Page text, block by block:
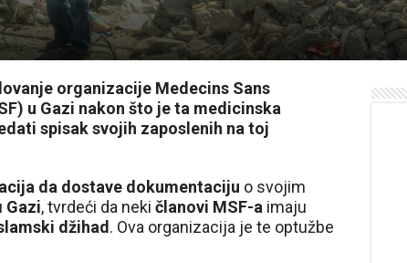
organizacije Medecins Sans
u Gazi nakon što je ta medicinska
spisak svojih zaposlenih na toj
da dostave dokumentaciju o svojim
Gazi, tvrdeći da neki članovi MSF-a imaju
džihad . Ova organizacija je te optužbe